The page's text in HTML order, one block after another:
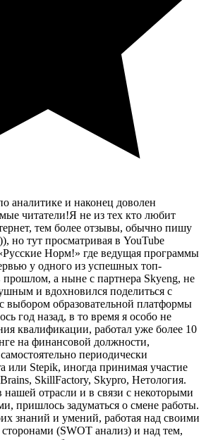
аналитике и наконец доволен
читатели!Я не из тех кто любит
тем более отзывы, обычно пишу
но тут просматривая в YouTube
Норм!» где ведущая программы
у одного из успешных топ-
а ныне с партнера Skyeng, не
и вдохновился поделиться с
выбором образовательной платформы
год назад, в то время я особо не
квалификации, работал уже более 10
на финансовой должности,
периодически
или Stepik, иногда принимая участие
SkillFactory, Skypro, Нетология.
отрасли и в связи с некоторыми
пришлось задуматься о смене работы.
знаний и умений, работая над своими
(SWOT анализ) и над тем,